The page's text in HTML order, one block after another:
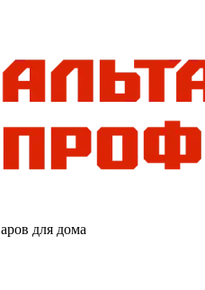
для дома